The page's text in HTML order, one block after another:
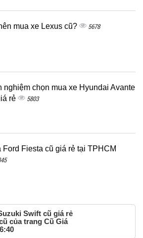
mua xe Lexus cũ? 5678
nghiệm chọn mua xe Hyundai Avante
rẻ
5803
Ford Fiesta cũ giá rẻ tại TPHCM
Swift cũ giá rẻ
của trang Cũ Giá